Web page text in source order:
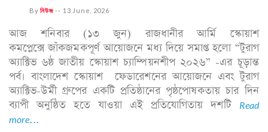
Byনিউজ -- 13 June, 2026
আজ শনিবার (১৩ জুন) রাজধানীর আর্মি স্কোয়াশ
কমপ্লেক্সে জাঁকজমকপূর্ণ আয়োজনে মধ্য দিয়ে সমাপ্ত হলো “টুরাগ
অ্যাক্টিভ ৬ষ্ঠ জাতীয় স্কোয়াশ চ্যাম্পিয়নশীপ ২০২৬” -এর চূড়ান্ত
পর্ব। বাংলাদেশ স্কোয়াশ ফেডারেশনের আয়োজনে এবং টুরাগ
অ্যাক্টিভ-উর্মী গ্রুপের একটি প্রতিষ্ঠানের পৃষ্ঠপোষকতায় চার দিন
ব্যাপী অনুষ্ঠিত হতে যাওয়া এই প্রতিযোগিতায় দশটি Read
more...